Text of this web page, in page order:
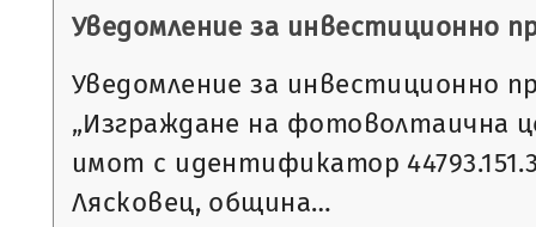
Уведомление за инвестиционно
Уведомление за инвестиционно
„Изграждане на фотоволтаична
имот с идентификатор
Лясковец, община…